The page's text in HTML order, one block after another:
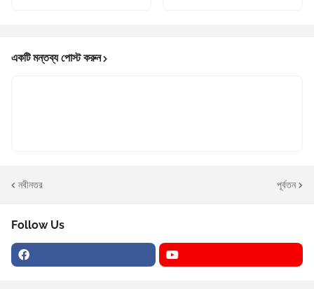
একটি মন্তব্য পোস্ট করুন
নবীনতর পূর্বতন
Follow Us